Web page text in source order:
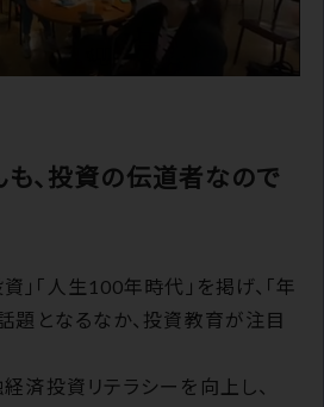
、投資の伝道者なので
」「人生100年時代」を掲げ、「年
題となるなか、投資教育が注目
済投資リテラシーを向上し、